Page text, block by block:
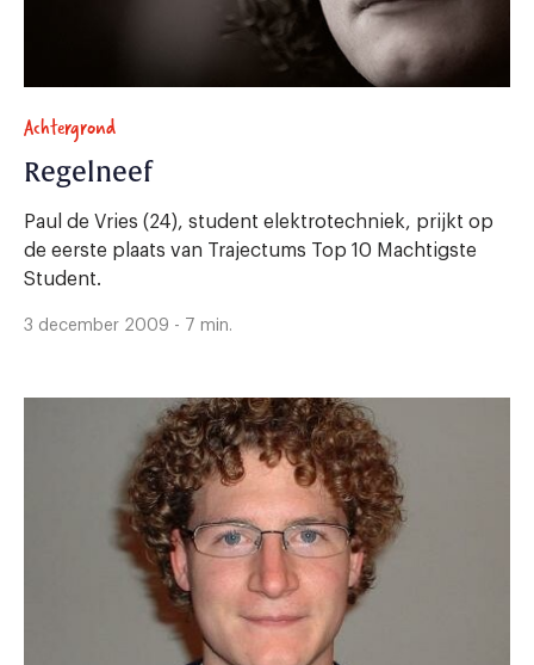
Achtergrond
Regelneef
Paul de Vries (24), student elektrotechniek, prijkt op
de eerste plaats van Trajectums Top 10 Machtigste
Student.
3 december 2009 - 7 min.